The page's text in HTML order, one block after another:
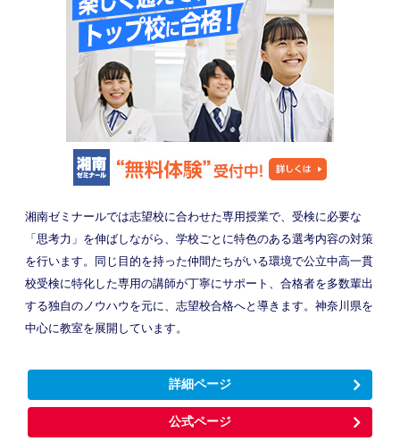
湘南ゼミナールでは志望校に合わせた専用授業で、受検に必要な
「思考力」を伸ばしながら、学校ごとに特色のある選考内容の対策
を行います。同じ目的を持った仲間たちがいる環境で公立中高一貫
校受検に特化した専用の講師が丁寧にサポート、合格者を多数輩出
する独自のノウハウを元に、志望校合格へと導きます。神奈川県を
中心に教室を展開しています。
詳細ページ
公式ページ